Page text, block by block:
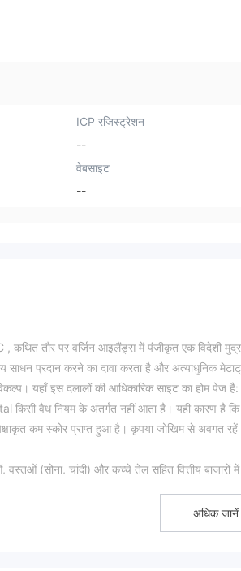
ICP रजिस्ट्रेशन
--
वेबसाइट
--
तौर पर वर्जिन आइलैंड्स में पंजीकृत एक विदेशी
साधन प्रदान करने का दावा करता है और अत्याधुनिक
यहाँ इस दलालों की आधिकारिक साइट का होम पेज है:
किसी वैध नियम के अंतर्गत नहीं आता है। यही कारण है
कम स्कोर प्राप्त हुआ है। कृपया जोखिम से अवगत
(सोना, चांदी) और कच्चे तेल सहित वित्तीय बाजारों
खातों की पेशकश करने का दावा करता है, अर्थात् सूक्ष्म,
अधिक जानें